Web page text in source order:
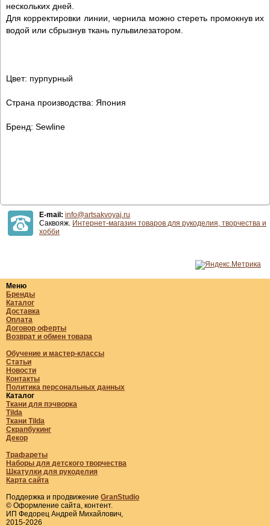
нескольких дней.
Для корректировки линии, чернила можно стереть промокнув их
водой или сбрызнув ткань пульвилезатором.
Цвет: пурпурный
Страна производства: Япония
Бренд: Sewline
E-mail: info@artsakvoyaj.ru
Саквояж. Интернет-магазин товаров для рукоделия, творчества и
хобби
Меню
Бренды
Каталог
Доставка
Оплата
Договор оферты
Возврат и обмен товара
Обучение и мастер-классы
Статьи
Новости
Контакты
Политика персональных данных
Каталог
Ткани для пэчворка
Tilda
Ткани Tilda
Скрапбукинг
Декор
Трафареты
Наборы для детского творчества
Шкатулки для рукоделия
Карта сайта
Поддержка и продвижение GranStudio
© Оформление сайта, контент.
ИП Федорец Андрей Михайлович,
2015-2026